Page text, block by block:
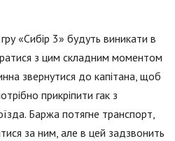
«Сибір 3» будуть виникати в
з цим складним моментом
звернутися до капітана, щоб
прикріпити гак з
Баржа потягне транспорт,
за ним, але в цей задзвонить